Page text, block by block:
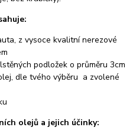
z vysoce kvalitní nerezové
podložek o průměru 3cm
dle tvého výběru a zvolené
olejů a jejich účinky: